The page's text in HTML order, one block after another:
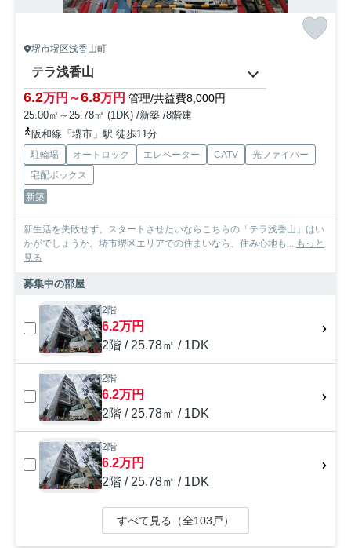
堺市堺区浅香山町
テラ浅香山
6.2万円～6.8万円 管理/共益費8,000円
25.00㎡～25.78㎡ (1DK) /新築 /8階建
阪和線「堺市」駅 徒歩11分
駐輪場 オートロック エレベーター CATV
光ファイバー
宅配ボックス
新築
新生活を失敗せず、スタートさせたいならこちらの「テラ浅香山」はい
かがでしょうか。堺市堺区エリアでの住まいなら、住み心地も...
もっと
見る
募集中の部屋
2階
6.2万円
2階 / 25.78㎡ / 1DK
2階
6.2万円
2階 / 25.78㎡ / 1DK
2階
6.2万円
2階 / 25.78㎡ / 1DK
すべて見る（全103戸）